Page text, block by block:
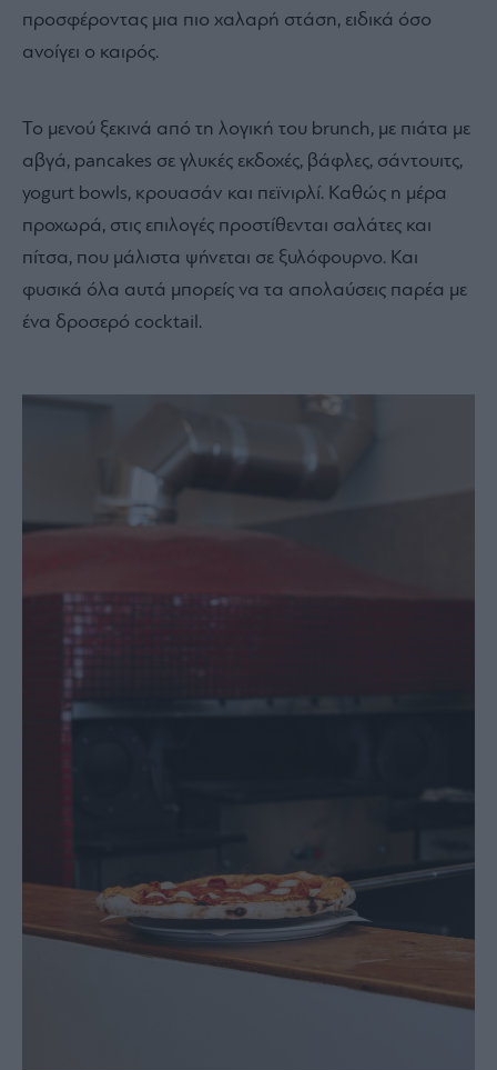
προσφέροντας μια πιο χαλαρή στάση, ειδικά όσο
ανοίγει ο καιρός.
Το μενού ξεκινά από τη λογική του brunch, με πιάτα με
αβγά, pancakes σε γλυκές εκδοχές, βάφλες, σάντουιτς,
yogurt bowls, κρουασάν και πεϊνιρλί. Καθώς η μέρα
προχωρά, στις επιλογές προστίθενται σαλάτες και
πίτσα, που μάλιστα ψήνεται σε ξυλόφουρνο. Και
φυσικά όλα αυτά μπορείς να τα απολαύσεις παρέα με
ένα δροσερό cocktail.